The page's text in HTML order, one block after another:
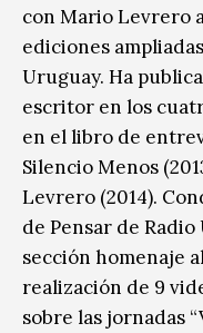
con Mario Levrero
ediciones
Uruguay. Ha
escritor en los
en el libro de
Silencio Menos
Levrero (2014).
de Pensar de
sección homenaje
realización de 9
sobre las jornadas